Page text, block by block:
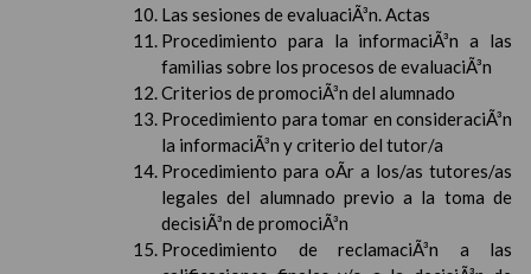
Las sesiones de evaluaciÃ³n. Actas
Procedimiento para la informaciÃ³n a las
familias sobre los procesos de evaluaciÃ³n
Criterios de promociÃ³n del alumnado
Procedimiento para tomar en consideraciÃ³n
la informaciÃ³n y criterio del tutor/a
Procedimiento para oÃ­r a los/as tutores/as
legales del alumnado previo a la toma de
decisiÃ³n de promociÃ³n
Procedimiento de reclamaciÃ³n a las